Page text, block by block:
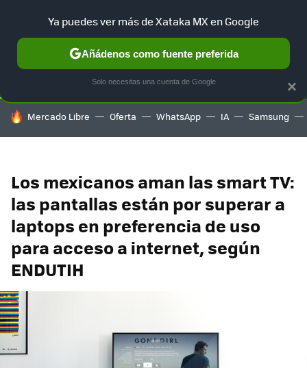
SELECCIÓN GAMING HOME AUTO TERRITORIO
HOY SE HABLA DE
Mercado Libre Oferta WhatsApp IA Samsung
Los mexicanos aman las smart TV:
las pantallas están por superar a
laptops en preferencia de uso
para acceso a internet, según
ENDUTIH
×
Ya puedes ver más de Xataka MX en Google
Añádenos como fuente preferida
Solo necesitas una cuenta de Google